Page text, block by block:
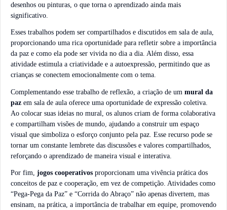
desenhos ou pinturas, o que torna o aprendizado ainda mais
significativo.
Esses trabalhos podem ser compartilhados e discutidos em sala de aula,
proporcionando uma rica oportunidade para refletir sobre a importância
da paz e como ela pode ser vivida no dia a dia. Além disso, essa
atividade estimula a criatividade e a autoexpressão, permitindo que as
crianças se conectem emocionalmente com o tema.
Complementando esse trabalho de reflexão, a criação de um mural da
paz em sala de aula oferece uma oportunidade de expressão coletiva.
Ao colocar suas ideias no mural, os alunos criam de forma colaborativa
e compartilham visões de mundo, ajudando a construir um espaço
visual que simboliza o esforço conjunto pela paz. Esse recurso pode se
tornar um constante lembrete das discussões e valores compartilhados,
reforçando o aprendizado de maneira visual e interativa.
Por fim, jogos cooperativos proporcionam uma vivência prática dos
conceitos de paz e cooperação, em vez de competição. Atividades como
“Pega-Pega da Paz” e “Corrida do Abraço” não apenas divertem, mas
ensinam, na prática, a importância de trabalhar em equipe, promovendo